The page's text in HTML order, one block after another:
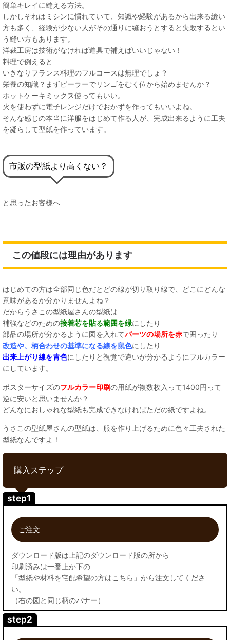
簡単キレイに縫える方法。
しかしそれはミシンに慣れていて、知識や経験があるから出来る縫い
方も多く、経験が少ない人がその通りに縫おうとすると失敗するとい
う縫い方もあります。
洋裁工房は技術がなければ道具で補えばいいじゃない！
料理で例えると
いきなりフランス料理のフルコースは無理でしょ？
栄養の知識？まずピーラーでリンゴをむく位から始めませんか？
ホットケーキミックス使ってもいい。
火を使わずに電子レンジだけでおかずを作ってもいいよね。
そんな感じの本当に洋服をはじめて作る人が、完成出来るように工夫
を凝らして型紙を作っています。
市販の型紙より高くない？
と思ったお客様へ
この値段には理由があります
はじめての方は全部同じ色だとどの線が切り取り線で、どこにどんな
意味があるか分かりませんよね？
だからうさこの型紙屋さんの型紙は
補強などのための接着芯を貼る範囲を緑にしたり
部品の場所が分かるように図を入れてパーツの場所を赤で囲ったり
改造や、柄合わせの基準になる線を鼠色にしたり
出来上がり線を青色にしたりと視覚で違いが分かるようにフルカラー
にしています。
ポスターサイズのフルカラー印刷の用紙が複数枚入って1400円って
逆に安いと思いませんか？
どんなにおしゃれな型紙も完成できなければただの紙ですよね。
うさこの型紙屋さんの型紙は、服を作り上げるために色々工夫された
型紙なんですよ！
購入ステップ
step1
ご注文
ダウンロード版は上記のダウンロード版の所から
印刷済みは一番上か下の
「型紙や材料を宅配希望の方はこちら」から注文してくださ
い。
（右の図と同じ柄のバナー）
step2